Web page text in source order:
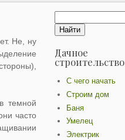
Не, ну
темной
часто
Дачное
строительство
С чего начать
Строим дом
Баня
Умелец
Электрик